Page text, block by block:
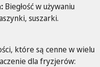
Biegłość w używaniu
suszarki.
które są cenne w wielu
dla fryzjerów: